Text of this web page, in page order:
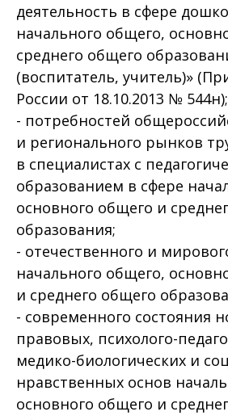
деятельность в сфере
начального общего,
среднего общего
(воспитатель, учитель)»
России от 18.10.2013 № 544н);
- потребностей
и регионального рынков
в специалистах с
образованием в сфере
основного общего и
образования;
- отечественного и
начального общего,
и среднего общего
- современного состояния
правовых, психолого-
медико-биологических и
нравственных основ
основного общего и